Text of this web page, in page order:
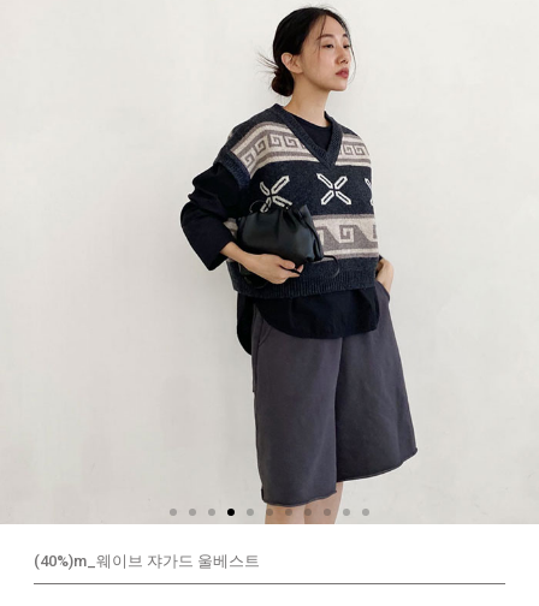
(40%)m_웨이브 쟈가드 울베스트